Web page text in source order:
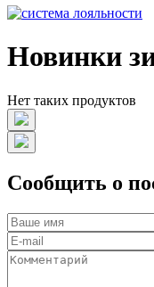
Новинки
Нет таких продуктов
Сообщить о